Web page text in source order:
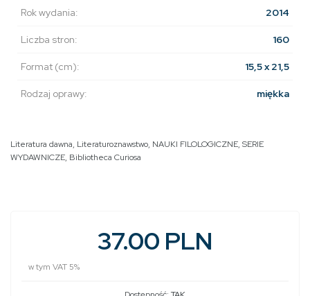
Rok wydania: 2014
Liczba stron: 160
Format (cm): 15,5 x 21,5
Rodzaj oprawy: miękka
Literatura dawna, Literaturoznawstwo, NAUKI FILOLOGICZNE, SERIE
WYDAWNICZE, Bibliotheca Curiosa
37.00 PLN
w tym VAT 5%